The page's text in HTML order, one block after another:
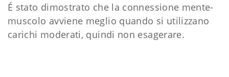
É stato dimostrato che la connessione mente-
muscolo avviene meglio quando si utilizzano
carichi moderati, quindi non esagerare.